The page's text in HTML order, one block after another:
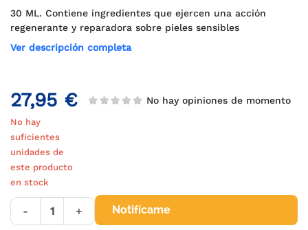
30 ML. Contiene ingredientes que ejercen una acción
regenerante y reparadora sobre pieles sensibles
Ver descripción completa
27,95 € No hay opiniones de momento
No hay
suficientes
unidades de
este producto
en stock
- + Notifícame